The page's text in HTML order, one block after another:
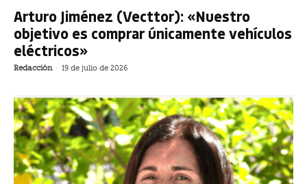
Arturo Jiménez (Vecttor): «Nuestro
objetivo es comprar únicamente vehículos
eléctricos»
Redacción - 19 de julio de 2026